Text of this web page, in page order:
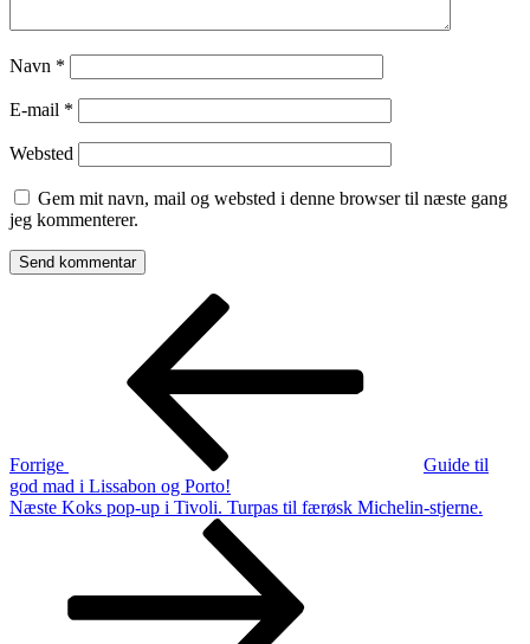
Navn *
E-mail *
Websted
Gem mit navn, mail og websted i denne browser til næste gang
jeg kommenterer.
Indlægsnavigation
Forrige
Guide til
god mad i Lissabon og Porto!
Næste
Næste Koks pop-up i Tivoli. Turpas til færøsk Michelin-stjerne.